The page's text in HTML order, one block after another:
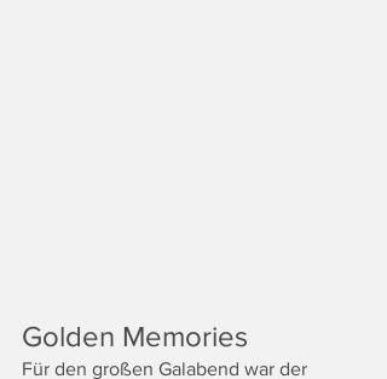
Golden Memories
Für den großen Galabend war der